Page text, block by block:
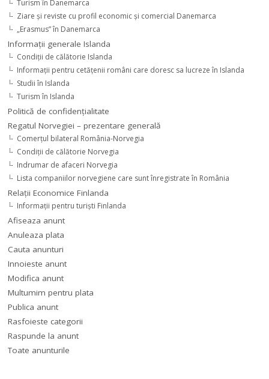
Turism în Danemarca
Ziare şi reviste cu profil economic şi comercial Danemarca
„Erasmus” în Danemarca
Informaţii generale Islanda
Condiţii de călătorie Islanda
Informaţii pentru cetăţenii români care doresc sa lucreze în Islanda
Studii în Islanda
Turism în Islanda
Politică de confidențialitate
Regatul Norvegiei – prezentare generală
Comerţul bilateral România-Norvegia
Condiții de călătorie Norvegia
Indrumar de afaceri Norvegia
Lista companiilor norvegiene care sunt înregistrate în România
Relaţii Economice Finlanda
Informaţii pentru turişti Finlanda
Afiseaza anunt
Anuleaza plata
Cauta anunturi
Innoieste anunt
Modifica anunt
Multumim pentru plata
Publica anunt
Rasfoieste categorii
Raspunde la anunt
Toate anunturile